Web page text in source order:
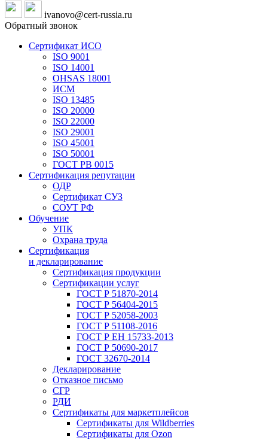
ivanovo@cert-russia.ru
Обратный звонок
Сертификат ИСО
ISO 9001
ISO 14001
OHSAS 18001
ИСМ
ISO 13485
ISO 20000
ISO 22000
ISO 29001
ISO 45001
ISO 50001
ГОСТ РВ 0015
Сертификация репутации
ОДР
Сертификат СУЗ
СОУТ РФ
Обучение
УПК
Охрана труда
Сертификация
и декларирование
Сертификация продукции
Сертификации услуг
ГОСТ Р 51870-2014
ГОСТ Р 56404-2015
ГОСТ Р 52058-2003
ГОСТ Р 51108-2016
ГОСТ Р ЕН 15733-2013
ГОСТ Р 50690-2017
ГОСТ 32670-2014
Декларирование
Отказное письмо
СГР
РДИ
Сертификаты для маркетплейсов
Сертификаты для Wildberries
Сертификаты для Ozon